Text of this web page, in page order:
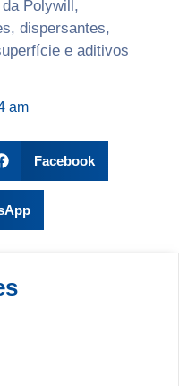
Polywill,
dispersantes,
e aditivos
am
Facebook